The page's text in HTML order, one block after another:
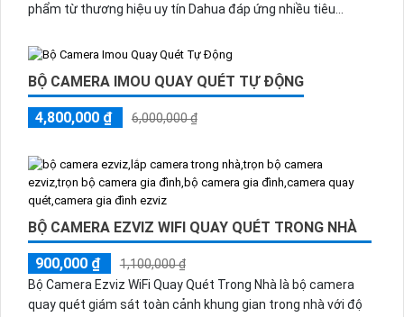
phẩm từ thương hiệu uy tín Dahua đáp ứng nhiều tiêu
BỘ CAMERA IMOU QUAY QUÉT TỰ ĐỘNG
4,800,000 ₫ 6,000,000 ₫
BỘ CAMERA EZVIZ WIFI QUAY QUÉT TRONG NHÀ
900,000 ₫
1,100,000 ₫
Bộ Camera Ezviz WiFi Quay Quét Trong Nhà là bộ camera
quay quét giám sát toàn cảnh khung gian trong nhà với độ